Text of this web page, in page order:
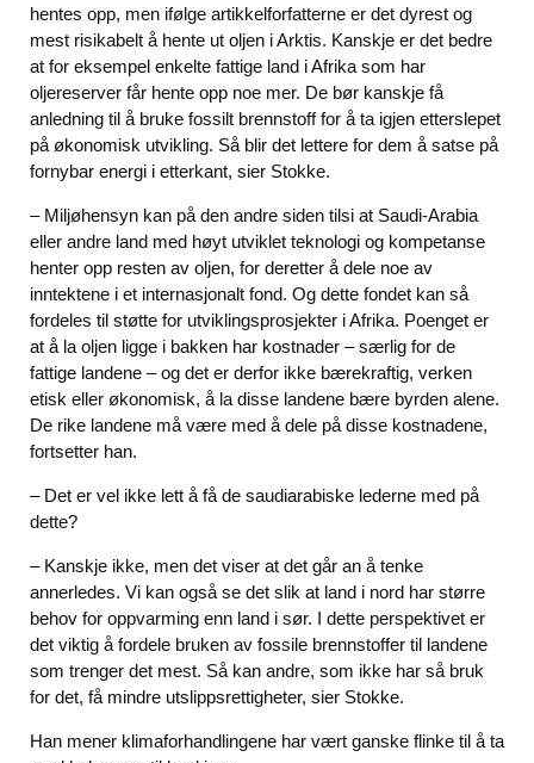
hentes opp, men ifølge artikkelforfatterne er det dyrest og
mest risikabelt å hente ut oljen i Arktis. Kanskje er det bedre
at for eksempel enkelte fattige land i Afrika som har
oljereserver får hente opp noe mer. De bør kanskje få
anledning til å bruke fossilt brennstoff for å ta igjen etterslepet
på økonomisk utvikling. Så blir det lettere for dem å satse på
fornybar energi i etterkant, sier Stokke.
– Miljøhensyn kan på den andre siden tilsi at Saudi-Arabia
eller andre land med høyt utviklet teknologi og kompetanse
henter opp resten av oljen, for deretter å dele noe av
inntektene i et internasjonalt fond. Og dette fondet kan så
fordeles til støtte for utviklingsprosjekter i Afrika. Poenget er
at å la oljen ligge i bakken har kostnader – særlig for de
fattige landene – og det er derfor ikke bærekraftig, verken
etisk eller økonomisk, å la disse landene bære byrden alene.
De rike landene må være med å dele på disse kostnadene,
fortsetter han.
– Det er vel ikke lett å få de saudiarabiske lederne med på
dette?
– Kanskje ikke, men det viser at det går an å tenke
annerledes. Vi kan også se det slik at land i nord har større
behov for oppvarming enn land i sør. I dette perspektivet er
det viktig å fordele bruken av fossile brennstoffer til landene
som trenger det mest. Så kan andre, som ikke har så bruk
for det, få mindre utslippsrettigheter, sier Stokke.
Han mener klimaforhandlingene har vært ganske flinke til å ta